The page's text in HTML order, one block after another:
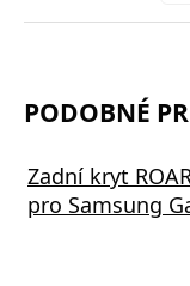
PODOBNÉ
Zadní kryt ROAR
pro Samsung